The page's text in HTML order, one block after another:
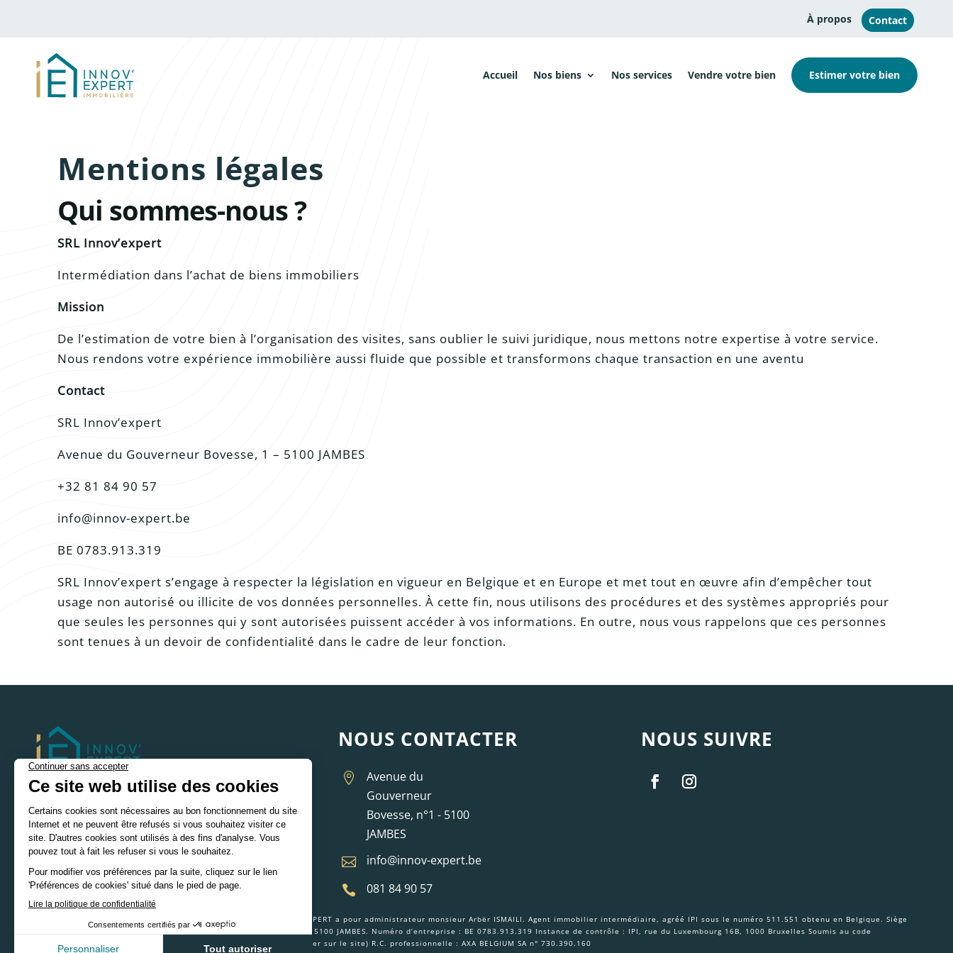
À propos Contact
Accueil Nos biens Nos services Vendre votre bien Estimer votre bien
Mentions légales
Qui sommes-nous ?
SRL Innov’expert
Intermédiation dans l’achat de biens immobiliers
Mission
De l’estimation de votre bien à l’organisation des visites, sans oublier le suivi juridique, nous mettons notre expertise à votre service.
Nous rendons votre expérience immobilière aussi fluide que possible et transformons chaque transaction en une aventu
Contact
SRL Innov’expert
Avenue du Gouverneur Bovesse, 1 – 5100 JAMBES
+32 81 84 90 57
info@innov-expert.be
BE 0783.913.319
SRL Innov’expert s’engage à respecter la législation en vigueur en Belgique et en Europe et met tout en œuvre afin d’empêcher tout
usage non autorisé ou illicite de vos données personnelles. À cette fin, nous utilisons des procédures et des systèmes appropriés pour
que seules les personnes qui y sont autorisées puissent accéder à vos informations. En outre, nous vous rappelons que ces personnes
sont tenues à un devoir de confidentialité dans le cadre de leur fonction.
NOUS CONTACTER

Avenue du
Gouverneur
Bovesse, n°1 - 5100
JAMBES
 info@innov-expert.be
 081 84 90 57
NOUS SUIVRE
Entreprise : INNOV’EXPERT srl. Notre agence immobilière INNOV’EXPERT a pour administrateur monsieur Arbër ISMAILI. Agent immobilier intermédiaire, agréé IPI sous le numéro 511.551 obtenu en Belgique. Siège
social et lieu d’exploitation : Avenue du Gouverneur Bovesse n° 1 à 5100 JAMBES. Numéro d’entreprise : BE 0783.913.319 Instance de contrôle : IPI, rue du Luxembourg 16B, 1000 Bruxelles Soumis au code
déontologique de l’IPI : www.ipi.be (hyper lien afin de pouvoir cliquer sur le site) R.C. professionnelle : AXA BELGIUM SA n° 730.390.160